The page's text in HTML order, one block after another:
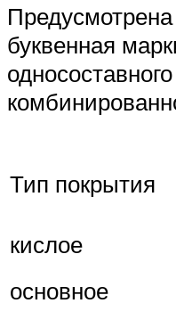
буквенная
Тип покрытия
кислое
основное